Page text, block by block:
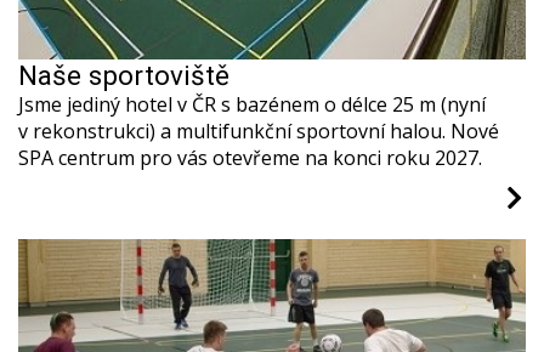
Naše sportoviště
Jsme jediný hotel v ČR s bazénem o délce 25 m (nyní
v rekonstrukci) a multifunkční sportovní halou. Nové
SPA centrum pro vás otevřeme na konci roku 2027.